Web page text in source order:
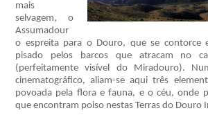
mais
selvagem, o
Assumadour
o espreita para o Douro, que se contorce
pisado pelos barcos que atracam no
(perfeitamente visível do Miradouro).
cinematográfico, aliam-se aqui três
povoada pela flora e fauna, e o céu, onde
que encontram poiso nestas Terras do Douro